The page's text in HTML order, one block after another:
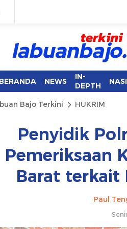
Bajo Terkini
& Berimbang
BERANDA NEWS
IN-
DEPTH
Bajo Terkini HUKRIM
Penyidik
Pemeriksaan
Barat terkait
Paul